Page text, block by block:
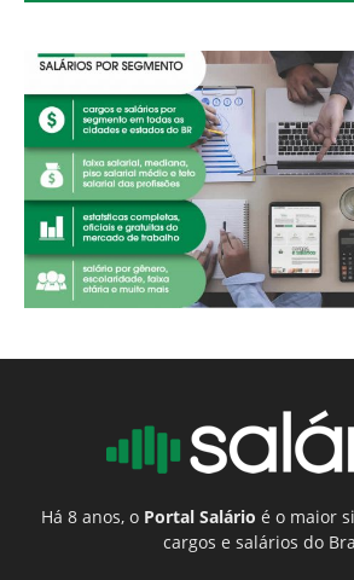
Há 8 anos, o Portal Salário é o maior
cargos e salários do